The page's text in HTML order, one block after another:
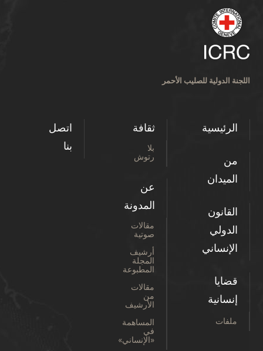
اللجنة الدولية للصليب الأحمر
الرئيسية
من
الميدان
القانون
الدولي
الإنساني
قضايا
إنسانية
ملفات
ثقافة
بلا
رتوش
عن
المدونة
مقالات
صوتية
أرشيف
المجلة
المطبوعة
مقالات
من
الأرشيف
المساهمة
في
«الإنساني»
اتصل
بنا